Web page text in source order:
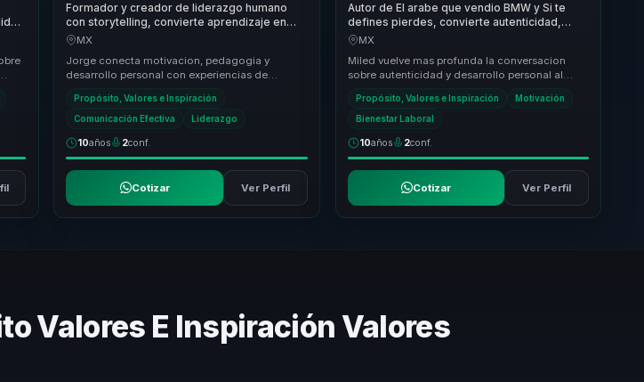
Formador y creador de liderazgo humano
con storytelling, convierte aprendizaje en
claridad para equipos de trabajo reales.
MX
Jorge conecta motivacion, pedagogia y
desarrollo personal con experiencias de
la audiencia...
Propósito, Valores e Inspiración
Comunicación Efectiva Liderazgo
10años 2conf.
Cotizar Ver Perfil
Autor de El arabe que vendio BMW y Si te
defines pierdes, convierte autenticidad,
marca personal y proposito en claridad para
MX
Miled vuelve mas profunda la conversacion
sobre autenticidad y desarrollo personal al
vincul...
Propósito, Valores e Inspiración Motivación
Bienestar Laboral
10años 2conf.
Cotizar Ver Perfil
Valores E Inspiración Valores